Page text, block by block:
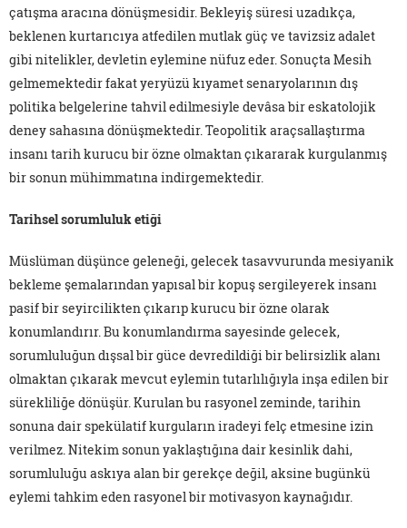
çatışma aracına dönüşmesidir. Bekleyiş süresi uzadıkça,
beklenen kurtarıcıya atfedilen mutlak güç ve tavizsiz adalet
gibi nitelikler, devletin eylemine nüfuz eder. Sonuçta Mesih
gelmemektedir fakat yeryüzü kıyamet senaryolarının dış
politika belgelerine tahvil edilmesiyle devâsa bir eskatolojik
deney sahasına dönüşmektedir. Teopolitik araçsallaştırma
insanı tarih kurucu bir özne olmaktan çıkararak kurgulanmış
bir sonun mühimmatına indirgemektedir.
Tarihsel sorumluluk etiği
Müslüman düşünce geleneği, gelecek tasavvurunda mesiyanik
bekleme şemalarından yapısal bir kopuş sergileyerek insanı
pasif bir seyircilikten çıkarıp kurucu bir özne olarak
konumlandırır. Bu konumlandırma sayesinde gelecek,
sorumluluğun dışsal bir güce devredildiği bir belirsizlik alanı
olmaktan çıkarak mevcut eylemin tutarlılığıyla inşa edilen bir
sürekliliğe dönüşür. Kurulan bu rasyonel zeminde, tarihin
sonuna dair spekülatif kurguların iradeyi felç etmesine izin
verilmez. Nitekim sonun yaklaştığına dair kesinlik dahi,
sorumluluğu askıya alan bir gerekçe değil, aksine bugünkü
eylemi tahkim eden rasyonel bir motivasyon kaynağıdır.